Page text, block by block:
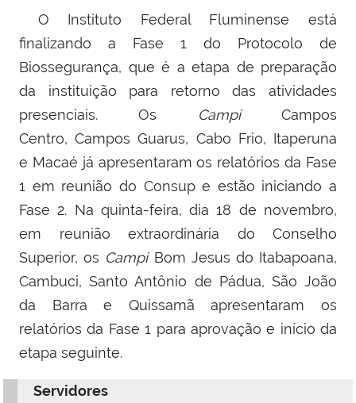
O Instituto Federal Fluminense está
finalizando a Fase 1 do Protocolo de
Biossegurança, que é a etapa de preparação
da instituição para retorno das atividades
presenciais.Os CampiCampos
Centro, Campos Guarus, Cabo Frio, Itaperuna
e Macaé já apresentaram os relatórios da Fase
1 em reunião do Consup e estão iniciando a
Fase 2. Na quinta-feira, dia 18 de novembro,
em reunião extraordinária do Conselho
Superior, os Campi Bom Jesus do Itabapoana,
Cambuci, Santo Antônio de Pádua, São João
da Barra e Quissamã apresentaram os
relatórios da Fase 1 para aprovação e início da
etapa seguinte.
Servidores